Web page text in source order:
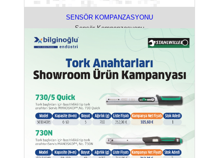
SENSÖR KOMPANZASYONU
Sensör Kompanzasyonu